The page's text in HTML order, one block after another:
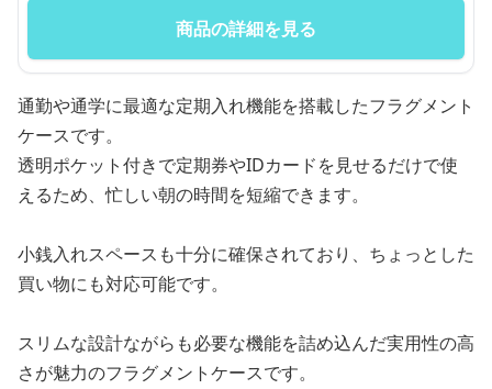
商品の詳細を見る
通勤や通学に最適な定期入れ機能を搭載したフラグメント
ケースです。
透明ポケット付きで定期券やIDカードを見せるだけで使
えるため、忙しい朝の時間を短縮できます。
小銭入れスペースも十分に確保されており、ちょっとした
買い物にも対応可能です。
スリムな設計ながらも必要な機能を詰め込んだ実用性の高
さが魅力のフラグメントケースです。